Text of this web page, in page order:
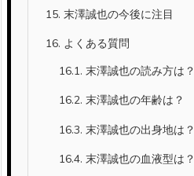
15. 末澤誠也の今後に注目
16. よくある質問
16.1. 末澤誠也の読み方は？
16.2. 末澤誠也の年齢は？
16.3. 末澤誠也の出身地は？
16.4. 末澤誠也の血液型は？